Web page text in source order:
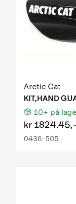
Arctic Cat
KIT,HAND
10+ på
kr 1824.45,-
0436-505